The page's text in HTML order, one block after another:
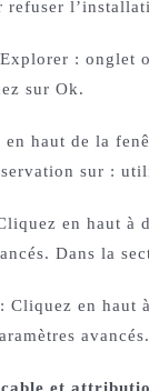
refuser
: onglet
sur Ok.
en haut de la
sur :
en haut à
Dans la
Cliquez en haut